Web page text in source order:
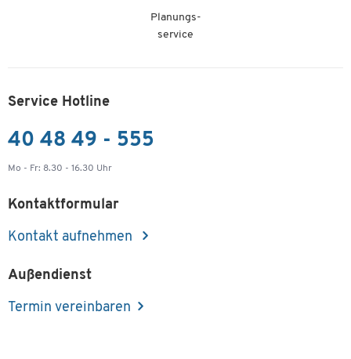
Planungs-
service
Service Hotline
40 48 49 - 555
Mo - Fr: 8.30 - 16.30 Uhr
Kontaktformular
Kontakt aufnehmen
Außendienst
Termin vereinbaren